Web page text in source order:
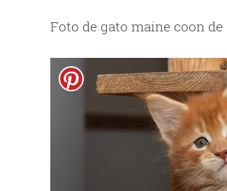
Foto de gato maine coon de